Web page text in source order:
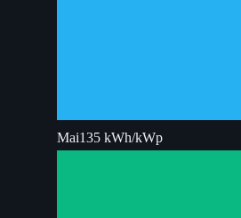
Mai135 kWh/kWp